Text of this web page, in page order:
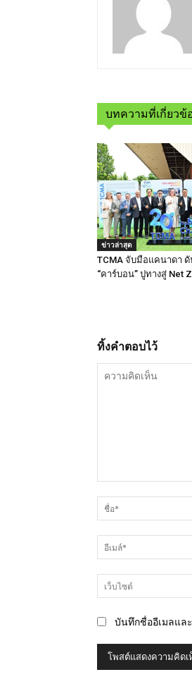
บทความที่เกี่ยวข้
ข่าวล่าสุด
TCMA จับมือแคนาดา
“คาร์บอน” ปูทางสู่ Net
ทิ้งคำตอบไว้
คิด
เห็น
บันทึกชื่ออีเมลแล